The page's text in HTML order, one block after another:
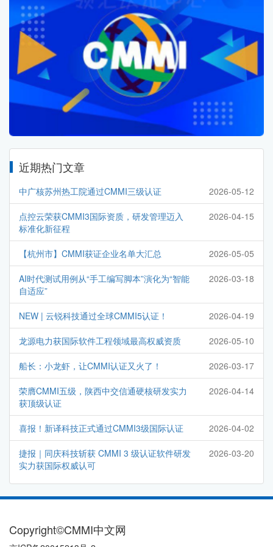
近期热门文章
中广核苏州热工院通过CMMI三级认证 2026-05-12
点控云荣获CMMI3国际资质，研发管理迈入
标准化新征程
2026-04-15
【杭州市】CMMI获证企业名单大汇总 2026-05-05
AI时代测试用例从“手工编写脚本”演化为“智能
自适应”
2026-03-18
NEW | 云锐科技通过全球CMMI5认证！ 2026-04-19
龙源电力获国际软件工程领域最高权威资质 2026-05-10
船长：小龙虾，让CMMI认证又火了！ 2026-03-17
荣膺CMMI五级，陕西中交信通硬核研发实力
获顶级认证
2026-04-14
喜报！新译科技正式通过CMMI3级国际认证 2026-04-02
捷报｜同庆科技斩获 CMMI 3 级认证软件研发
实力获国际权威认可
2026-03-20
Copyright©CMMI中文网